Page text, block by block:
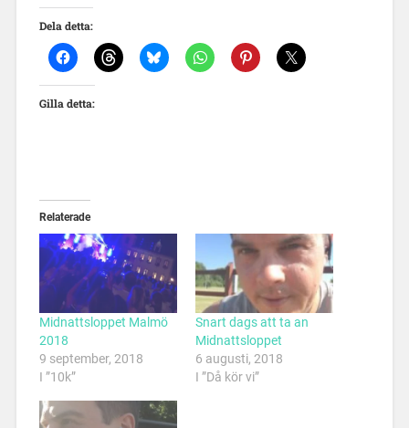
Dela detta:
Gilla detta:
Relaterade
Midnattsloppet Malmö
2018
9 september, 2018
I ”10k”
Snart dags att ta an
Midnattsloppet
6 augusti, 2018
I ”Då kör vi”